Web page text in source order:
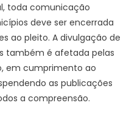
toda comunicação
deve ser encerrada
ao pleito. A divulgação de
também é afetada pelas
em cumprimento ao
as publicações
a compreensão.